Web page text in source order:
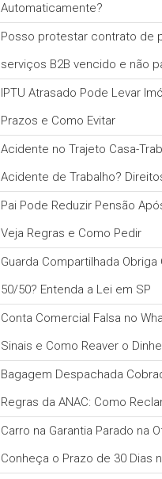
Automaticamente?
Posso protestar contrato de
serviços B2B vencido e não
IPTU Atrasado Pode Levar
Prazos e Como Evitar
Acidente no Trajeto Casa-
Acidente de Trabalho?
Pai Pode Reduzir Pensão
Veja Regras e Como Pedir
Guarda Compartilhada Obriga
50/50? Entenda a Lei em SP
Conta Comercial Falsa no
Sinais e Como Reaver o
Bagagem Despachada
Regras da ANAC: Como
Carro na Garantia Parado na
Conheça o Prazo de 30 Dias